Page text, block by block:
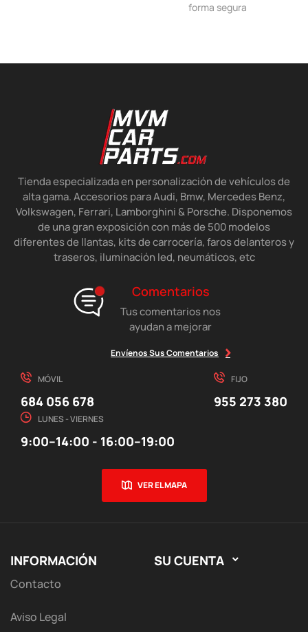
forma segura
Tienda especializada en personalización de vehículos de
alta gama. Accesorios para Audi, Bmw, Mercedes Benz,
Volkswagen, Ferrari, Lamborghini & Porsche. Disponemos
de una gran exposición con más de 500 modelos
diferentes de llantas, kits de carrocería, faros delanteros y
traseros, iluminación led, neumáticos, etc
Comentarios
Tus comentarios nos
ayudan a mejorar
Envíenos Sus Comentarios
MÓVIL
684 056 678
FIJO
955 273 380
LUNES - VIERNES
9:00–14:00 - 16:00–19:00
VER EL MAPA
INFORMACIÓN
Contacto
Aviso Legal
SU CUENTA 